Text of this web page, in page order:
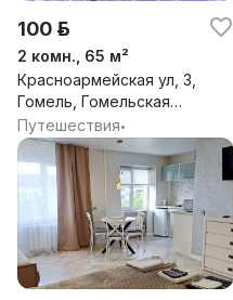
100 р.
2 комн., 65 м²
Красноармейская ул, 3,
Гомель, Гомельская
обл.
Путешествия•